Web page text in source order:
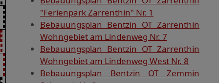
"Ferienpark Zarrenthin" Nr. 1
Bebauungsplan Bentzin OT Zarrenthin
Wohngebiet am Lindenweg Nr. 7
Bebauungsplan Bentzin OT Zarrenthin
Wohngebiet am Lindenweg West Nr. 8
Bebauungsplan Bentzin OT Zemmin